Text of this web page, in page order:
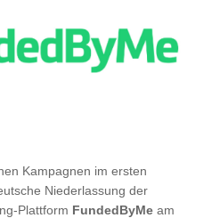
Kampagnen im ersten
Niederlassung der
Plattform FundedByMe am